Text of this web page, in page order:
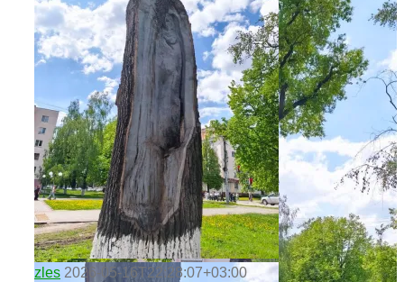
zles 2026-05-16T22:28:07+03:00